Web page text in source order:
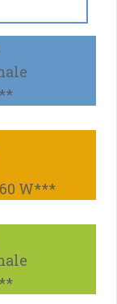
W***